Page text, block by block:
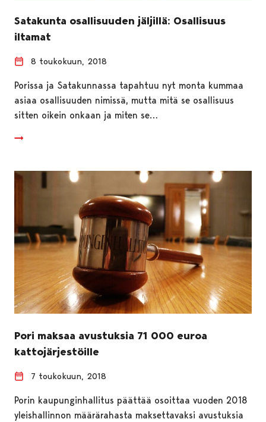
Satakunta osallisuuden jäljillä: Osallisuus
iltamat
8 toukokuun, 2018
Porissa ja Satakunnassa tapahtuu nyt monta kummaa
asiaa osallisuuden nimissä, mutta mitä se osallisuus
sitten oikein onkaan ja miten se…
Pori maksaa avustuksia 71 000 euroa
kattojärjestöille
7 toukokuun, 2018
Porin kaupunginhallitus päättää osoittaa vuoden 2018
yleishallinnon määrärahasta maksettavaksi avustuksia